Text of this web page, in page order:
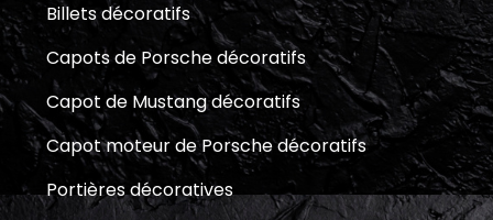
Billets décoratifs
Capots de Porsche décoratifs
Capot de Mustang décoratifs
Capot moteur de Porsche décoratifs
Portières décoratives